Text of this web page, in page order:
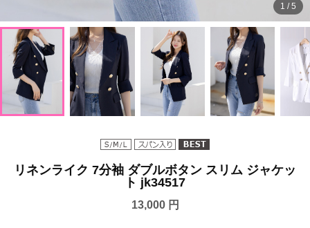
1 /5
リネンライク 7分袖 ダブルボタン スリム ジャケッ
ト jk34517
13,000 円